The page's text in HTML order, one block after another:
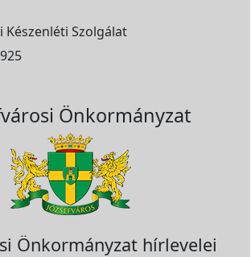
Készenléti Szolgálat
Önkormányzat
Önkormányzat hírlevelei